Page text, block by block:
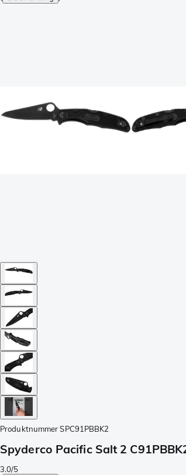
Produktnummer SPC91PBBK2
Spyderco Pacific Salt 2
3.0/5